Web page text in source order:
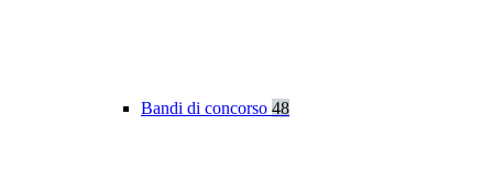
Bandi di concorso 48